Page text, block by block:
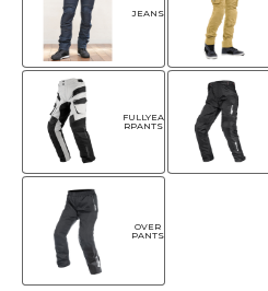
JEANS
FULLYEA
RPANTS
OVER
PANTS